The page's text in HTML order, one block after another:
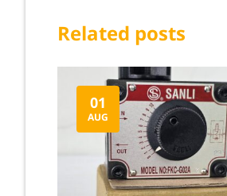
Related posts
01
AUG